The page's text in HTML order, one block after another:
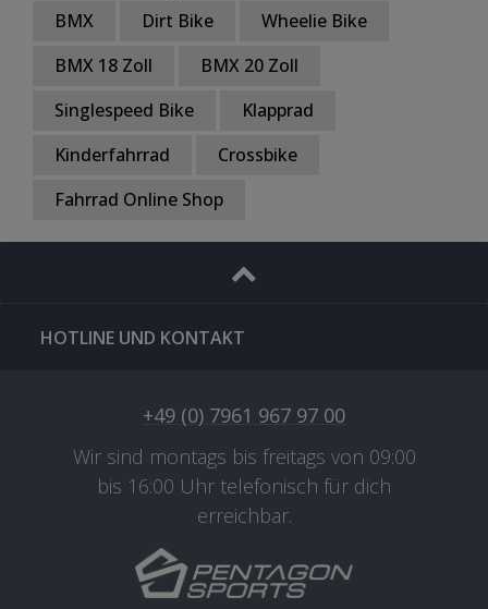
BMX Dirt Bike
Wheelie Bike
BMX 18 Zoll
BMX 20 Zoll
Singlespeed Bike
Klapprad
Kinderfahrrad
Crossbike
Fahrrad Online Shop
HOTLINE UND KONTAKT
+49 (0) 7961 967 97 00
Wir sind montags bis freitags von 09:00
bis 16:00 Uhr telefonisch für dich
erreichbar.